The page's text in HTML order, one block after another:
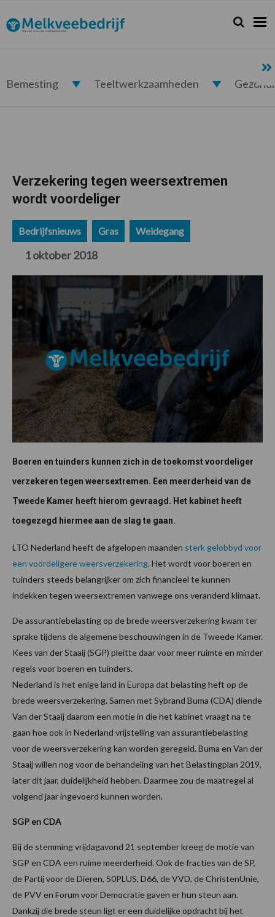
de
hoofdnavigatie
de
hoofd
de
eerste
de
voettekst
Melkveebedrijf.nl Zoeken...
Zoek
Bemesting Teeltwerkzaamheden
Verzekering tegen weersextremen
wordt voordeliger
Bedrijfsnieuws Gras Weidegang
1 oktober 2018
Boeren en tuinders kunnen zich in de toekomst voordeliger
verzekeren tegen weersextremen. Een meerderheid van de
Tweede Kamer heeft hierom gevraagd. Het kabinet heeft
toegezegd hiermee aan de slag te gaan.
LTO Nederland heeft de afgelopen maanden sterk gelobbyd voor
een voordeligere weersverzekering. Het wordt voor boeren en
tuinders steeds belangrijker om zich financieel te kunnen
indekken tegen weersextremen vanwege ons veranderd klimaat.
De assurantiebelasting op de brede weersverzekering kwam ter
sprake tijdens de algemene beschouwingen in de Tweede Kamer.
Kees van der Staaij (SGP) pleitte daar voor meer ruimte en minder
regels voor boeren en tuinders.
Nederland is het enige land in Europa dat belasting heft op de
brede weersverzekering. Samen met Sybrand Buma (CDA) diende
Van der Staaij daarom een motie in die het kabinet vraagt na te
gaan hoe ook in Nederland vrijstelling van assurantiebelasting
voor de weersverzekering kan worden geregeld. Buma en Van der
Staaij willen nog voor de behandeling van het Belastingplan 2019,
later dit jaar, duidelijkheid hebben. Daarmee zou de maatregel al
volgend jaar ingevoerd kunnen worden.
SGP en CDA
Bij de stemming vrijdagavond 21 september kreeg de motie van
SGP en CDA een ruime meerderheid. Ook de fracties van de SP,
de Partij voor de Dieren, 50PLUS, D66, de VVD, de ChristenUnie,
de PVV en Forum voor Democratie gaven er hun steun aan.
Dankzij die brede steun ligt er een duidelijke opdracht bij het